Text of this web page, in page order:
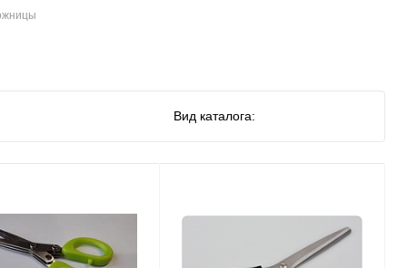
Вид каталога: